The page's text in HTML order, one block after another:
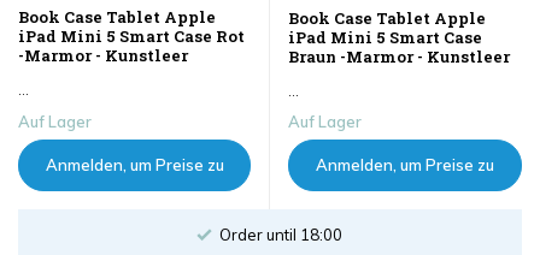
Book Case Tablet Apple
iPad Mini 5 Smart Case Rot
-Marmor - Kunstleer
Auf Lager
Anmelden, um Preise zu
Book Case Tablet Apple
iPad Mini 5 Smart Case
Braun -Marmor - Kunstleer
Auf Lager
Anmelden, um Preise zu
Order until 18:00